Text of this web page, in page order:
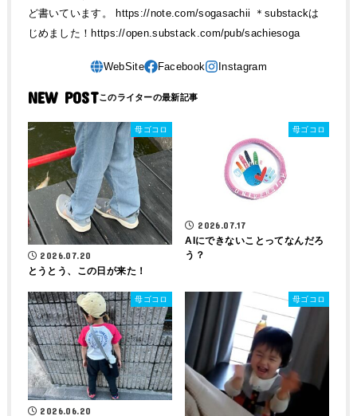
ど書いています。 https://note.com/sogasachii ＊substackは
じめました！https://open.substack.com/pub/sachiesoga
NEW POST
母ゴコロ
2026.07.20
とうとう、この日が来た！
母ゴコロ
2026.07.17
AIにできないことってなんだろ
う？
母ゴコロ
2026.06.20
母ゴコロ